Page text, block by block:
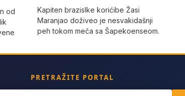
od
Kapiten brazislke korićibe Žasi
Maranjao doživeo je nesvakidašnji
peh tokom meča sa Šapekoenseom.
PRETRAŽITE PORTAL